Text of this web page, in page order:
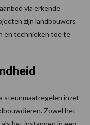
via erkende
zijn landbouwers
en technieken toe te
steunmaatregelen inzet
Zowel het